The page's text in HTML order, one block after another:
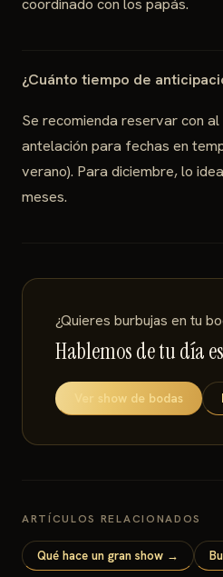
coordinado con los papás.
¿Cuánto tiempo de
Se recomienda reservar con
antelación para fechas en
verano). Para diciembre, lo
meses.
¿Quieres burbujas en tu
Hablemos de tu día
Ver show de bodas
ARTÍCULOS RELACIONADOS
Qué hace un gran show →